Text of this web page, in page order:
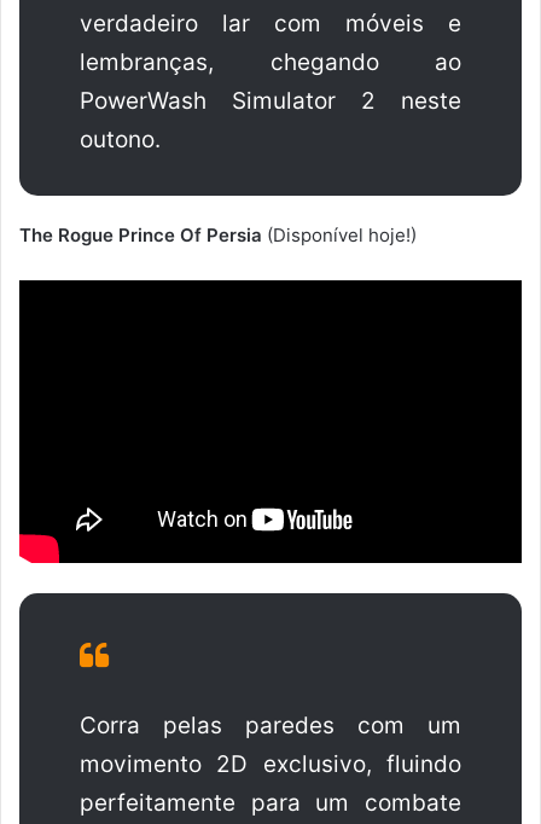
verdadeiro lar com móveis e
lembranças, chegando ao
PowerWash Simulator 2 neste
outono.
The Rogue Prince Of Persia (Disponível hoje!)
Corra pelas paredes com um
movimento 2D exclusivo, fluindo
perfeitamente para um combate